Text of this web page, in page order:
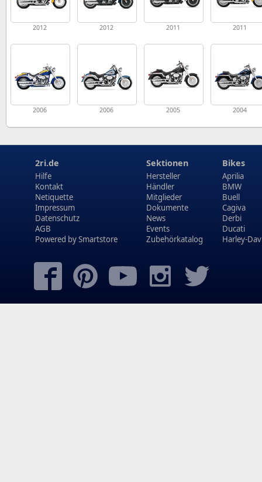
2012 2012 2011 2011
2006 2006 2005 2004
2ri.de
Hilfe
Kontakt
Netiquette
Impressum
Datenschutz
AGB
Powered bySmartstore
Sektionen
Hersteller
Händler
Mitglieder
Dokumente
News
Events
Zubehörkatalog
Bikes
Aprilia
BMW
Buell
Cagiva
Derbi
Ducati
Harley-